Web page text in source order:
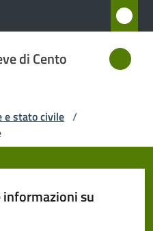
di Cento
e stato civile /
informazioni su